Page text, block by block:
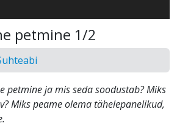
petmine 1/2
petmine ja mis seda soodustab? Miks
Miks peame olema tähelepanelikud,